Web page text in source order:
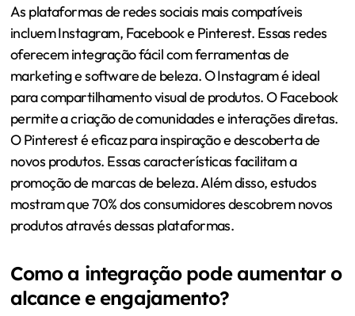
As plataformas de redes sociais mais compatíveis
incluem Instagram, Facebook e Pinterest. Essas redes
oferecem integração fácil com ferramentas de
marketing e software de beleza. O Instagram é ideal
para compartilhamento visual de produtos. O Facebook
permite a criação de comunidades e interações diretas.
O Pinterest é eficaz para inspiração e descoberta de
novos produtos. Essas características facilitam a
promoção de marcas de beleza. Além disso, estudos
mostram que 70% dos consumidores descobrem novos
produtos através dessas plataformas.
Como a integração pode aumentar o
alcance e engajamento?